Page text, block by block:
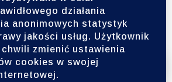
Wesprzyj Ferajnę
z naszymi nowościami i